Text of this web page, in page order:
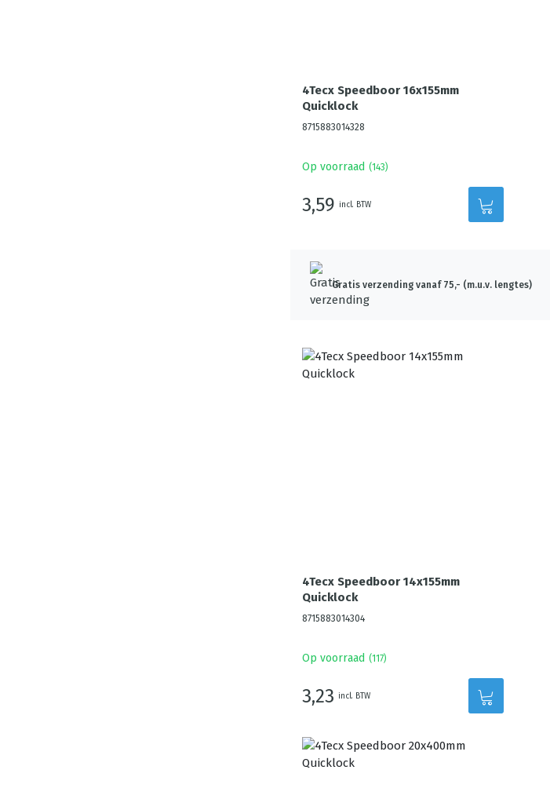
4Tecx Speedboor 16x155mm
Quicklock
8715883014328
Op voorraad (143)
3,59 incl. BTW
Gratis verzending vanaf 75,- (m.u.v. lengtes)
4Tecx Speedboor 14x155mm
Quicklock
8715883014304
Op voorraad (117)
3,23 incl. BTW